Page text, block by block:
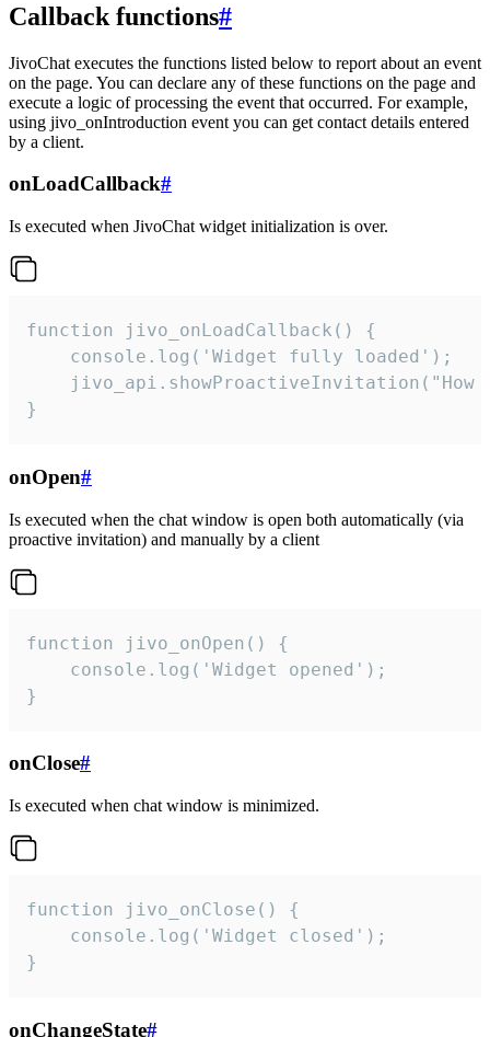
Callback functions#
JivoChat executes the functions listed below to report about an event
on the page. You can declare any of these functions on the page and
execute a logic of processing the event that occurred. For example,
using jivo_onIntroduction event you can get contact details entered
by a client.
onLoadCallback#
Is executed when JivoChat widget initialization is over.
function jivo_onLoadCallback() {
    console.log('Widget fully loaded');
jivo_api.showProactiveInvitation("How
}
onOpen#
Is executed when the chat window is open both automatically (via
proactive invitation) and manually by a client
function jivo_onOpen() {
    console.log('Widget opened');
}
onClose#
Is executed when chat window is minimized.
function jivo_onClose() {
    console.log('Widget closed');
}
onChangeState#